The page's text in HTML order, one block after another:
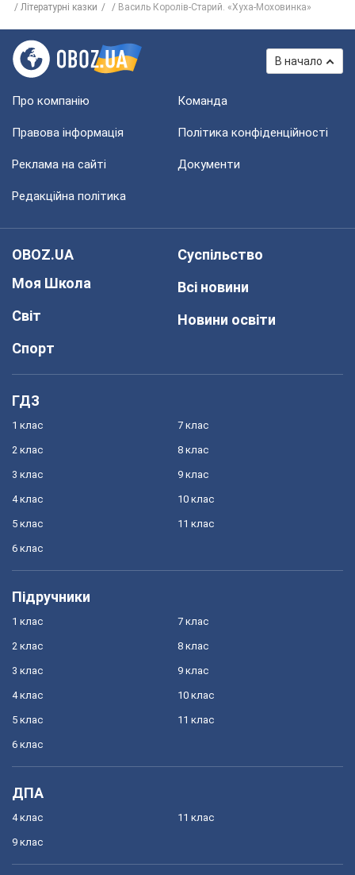
Літературні казки
Василь Королів-Старий. «Хуха-Моховинка»
В начало
Про компанію Команда
Правова інформація Політика конфіденційності
Реклама на сайті Документи
Редакційна політика
OBOZ.UA
Моя Школа
Світ
Спорт
Суспільство
Всі новини
Новини освіти
ГДЗ
1 клас
2 клас
3 клас
4 клас
5 клас
6 клас
7 клас
8 клас
9 клас
10 клас
11 клас
Підручники
1 клас
2 клас
3 клас
4 клас
5 клас
6 клас
7 клас
8 клас
9 клас
10 клас
11 клас
ДПА
4 клас
9 клас
11 клас